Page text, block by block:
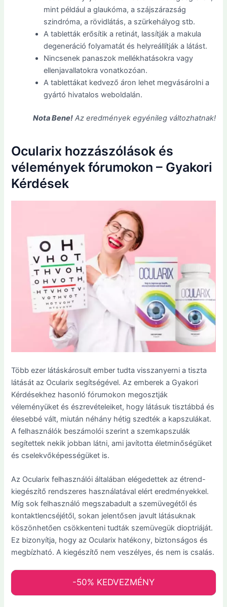
mint például a glaukóma, a szájszárazság
szindróma, a rövidlátás, a szürkehályog stb.
A tabletták erősítik a retinát, lassítják a makula
degeneráció folyamatát és helyreállítják a látást.
Nincsenek panaszok mellékhatásokra vagy
ellenjavallatokra vonatkozóan.
A tablettákat kedvező áron lehet megvásárolni a
gyártó hivatalos weboldalán.
Nota Bene!Az eredmények egyénileg változhatnak!
Ocularix hozzászólások és
vélemények fórumokon – Gyakori
Kérdések
Több ezer látáskárosult ember tudta visszanyerni a tiszta
látását az Ocularix segítségével. Az emberek a Gyakori
Kérdésekhez hasonló fórumokon megosztják
véleményüket és észrevételeiket, hogy látásuk tisztábbá és
élesebbé vált, miután néhány hétig szedték a kapszulákat.
A felhasználók beszámolói szerint a szemkapszulák
segítettek nekik jobban látni, ami javította életminőségüket
és cselekvőképességüket is.
Az Ocularix felhasználói általában elégedettek az étrend-
kiegészítő rendszeres használatával elért eredményekkel.
Míg sok felhasználó megszabadult a szemüvegétől és
kontaktlencséjétől, sokan jelentősen javult látásuknak
köszönhetően csökkenteni tudták szemüvegük dioptriáját.
Ez bizonyítja, hogy az Ocularix hatékony, biztonságos és
megbízható. A kiegészítő nem veszélyes, és nem is csalás.
-50% KEDVEZMÉNY